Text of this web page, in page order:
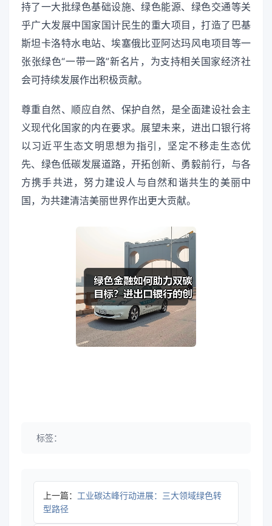
持了一大批绿色基础设施、绿色能源、绿色交通等关
乎广大发展中国家国计民生的重大项目，打造了巴基
斯坦卡洛特水电站、埃塞俄比亚阿达玛风电项目等一
张张绿色“一带一路”新名片，为支持相关国家经济社
会可持续发展作出积极贡献。
尊重自然、顺应自然、保护自然，是全面建设社会主
义现代化国家的内在要求。展望未来，进出口银行将
以习近平生态文明思想为指引，坚定不移走生态优
先、绿色低碳发展道路，开拓创新、勇毅前行，与各
方携手共进，努力建设人与自然和谐共生的美丽中
国，为共建清洁美丽世界作出更大贡献。
标签：
上一篇： 工业碳达峰行动进展：三大领域绿色转
型路径